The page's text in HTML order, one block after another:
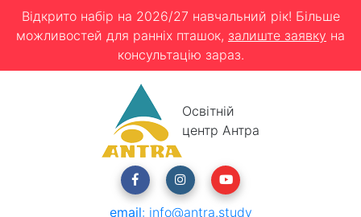
Відкрито набір на 2026/27 навчальний рік! Більше
можливостей для ранніх пташок, залиште заявку на
консультацію зараз.
Освітній
центр Антра
email: info@antra.study